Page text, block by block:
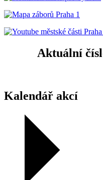
Aktuální
Kalendář akcí